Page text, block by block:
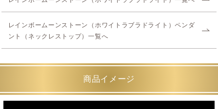
レインボームーンストーン（ホワイトラブラドライト）ペンダ
ント（ネックレストップ）一覧へ
商品イメージ